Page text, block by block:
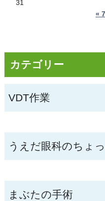
31
«
カテゴリー
VDT作業
うえだ眼科のちょ
まぶたの手術